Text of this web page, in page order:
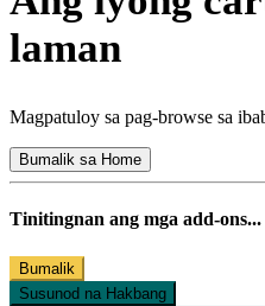
laman
Magpatuloy sa pag-browse sa
Bumalik sa Home
Tinitingnan ang mga add-
Bumalik
Susunod na Hakbang